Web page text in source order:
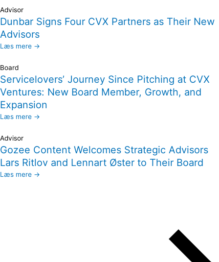
Advisor
Dunbar Signs Four CVX Partners as Their New
Advisors
Læs mere →
Board
Servicelovers’ Journey Since Pitching at CVX
Ventures: New Board Member, Growth, and
Expansion
Læs mere →
Advisor
Gozee Content Welcomes Strategic Advisors
Lars Ritlov and Lennart Øster to Their Board
Læs mere →